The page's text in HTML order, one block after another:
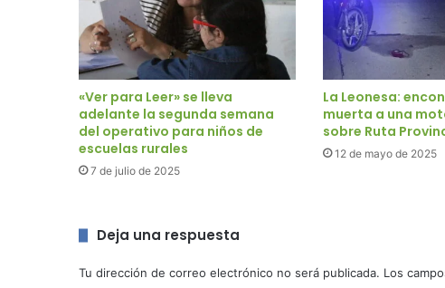
«Ver para Leer» se lleva
adelante la segunda semana
del operativo para niños de
escuelas rurales
7 de julio de 2025
La Leonesa:
muerta a una
sobre Ruta
12 de mayo de 2025
Deja una respuesta
Tu dirección de correo electrónico no será publicada. Los